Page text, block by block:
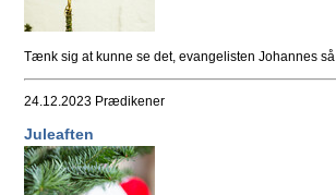
Tænk sig at kunne se det, evangelisten Johannes så
24.12.2023 Prædikener
Juleaften